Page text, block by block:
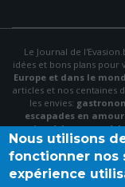
Le Journal de
idées et bons plans pour
Europe et dans le
articles et nos centaines
les envies:
escapades en
neige,à la merouà
hôtel,
N'hésitez pas à utiliser
plan idéal parmi nos
Nous utilisons
fonctionner nos
expérience